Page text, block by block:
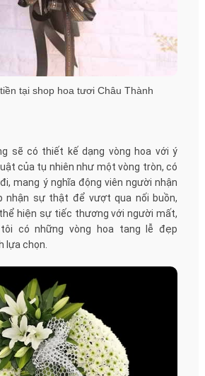
tại shop hoa tươi Châu Thành
sẽ có thiết kế dạng vòng hoa với ý
của tụ nhiên như một vòng tròn, có
mang ý nghĩa động viên người nhận
nhận sự thật để vượt qua nối buồn,
hiện sự tiếc thương với người mất,
có những vòng hoa tang lễ đẹp
lựa chọn.